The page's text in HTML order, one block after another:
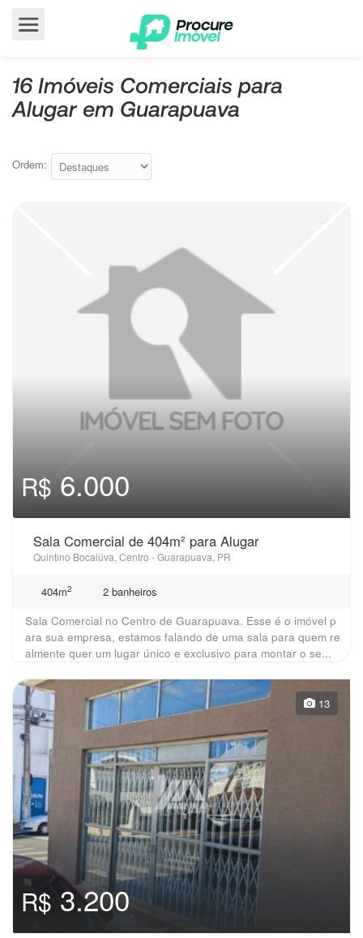
16 Imóveis Comerciais para
Alugar em Guarapuava
Ordem:
R$6.000
Sala Comercial de 404m² para Alugar
Quintino Bocaiúva, Centro - Guarapuava, PR
404m2
2 banheiros
Sala Comercial no Centro de Guarapuava. Esse é o imóvel p
ara sua empresa, estamos falando de uma sala para quem re
almente quer um lugar único e exclusivo para montar o se...
13
R$ 3.200